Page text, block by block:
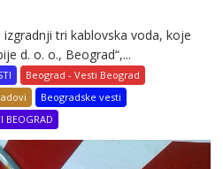
tri kablovska voda, koje
d. o. o., Beograd“,...
Beograd - Vesti Beograd
Beogradske vesti
BEOGRAD